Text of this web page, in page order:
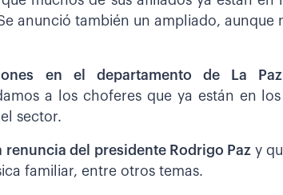
anunció también un ampliado, aunque
en el departamento de La
a los choferes que ya están en
sector.
renuncia del presidente Rodrigo Paz y
familiar, entre otros temas.